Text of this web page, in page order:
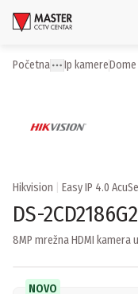
Uloguj se
Usluge i rešenja
Lokacije
Početna More
Toggle menu
ip kamere
Hikvision Easy IP 4.0
DS-
8MP mrežna HDMI
NOVO